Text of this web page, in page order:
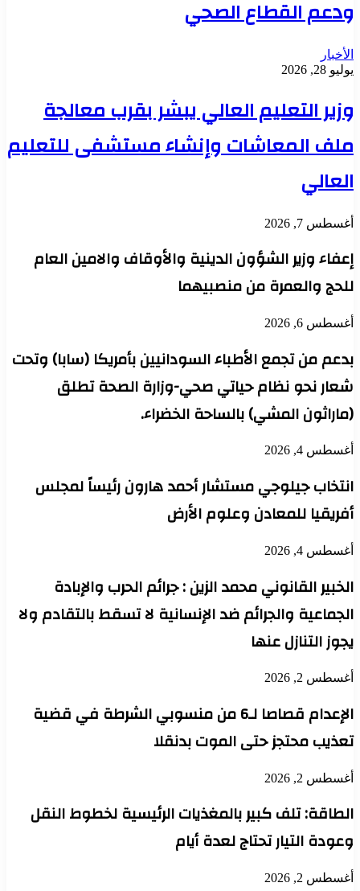
ودعم القطاع الصحي
الأخبار
يوليو 28, 2026
وزير التعليم العالي يبشر بقرب معالجة
ملف المعاشات وإنشاء مستشفى للتعليم
العالي
أغسطس 7, 2026
إعفاء وزير الشؤون الدينية والأوقاف والامين العام
للحج والعمرة من منصبيهما
أغسطس 6, 2026
بدعم من تجمع الأطباء السودانيين بأمريكا (سابا) وتحت
شعار نحو نظام حياتي صحي-وزارة الصحة تطلق
(ماراثون المشي) بالساحة الخضراء.
أغسطس 4, 2026
انتخاب جيلوجي مستشار أحمد هارون رئيساً لمجلس
أفريقيا للمعادن وعلوم الأرض
أغسطس 4, 2026
الخبير القانوني محمد الزين : جرائم الحرب والإبادة
الجماعية والجرائم ضد الإنسانية لا تسقط بالتقادم ولا
يجوز التنازل عنها
أغسطس 2, 2026
الإعدام قصاصا لـ6 من منسوبي الشرطة في قضية
تعذيب محتجز حتى الموت بدنقلا
أغسطس 2, 2026
الطاقة: تلف كبير بالمغذيات الرئيسية لخطوط النقل
وعودة التيار تحتاج لعدة أيام
أغسطس 2, 2026